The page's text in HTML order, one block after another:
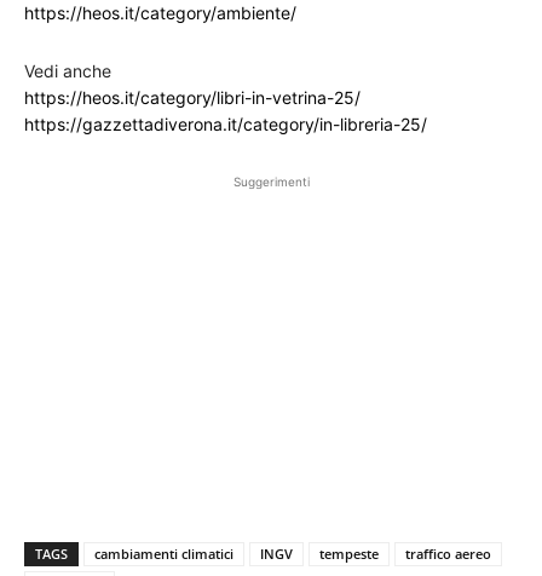
https://heos.it/category/ambiente/
Vedi anche
https://heos.it/category/libri-in-vetrina-25/
https://gazzettadiverona.it/category/in-libreria-25/
Suggerimenti
TAGS cambiamenti climatici INGV tempeste
traffico aereo